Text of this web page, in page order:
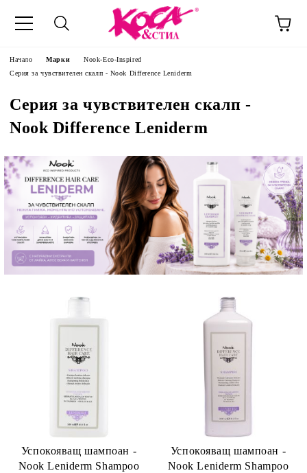
Начало Марки
Nook-Eco-Inspired
Серия за чувствителен скалп - Nook Difference Leniderm
Серия за чувствителен скалп -
Nook Difference Leniderm
Успокояващ шампоан -
Nook Leniderm Shampoo
Успокояващ шампоан -
Nook Leniderm Shampoo